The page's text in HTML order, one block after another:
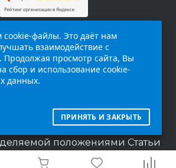
сайт (
информационный характер и
не является публичной
положениями Статьи
кодекса Российской
файлы. Это даёт нам
взаимодействие с
Продолжая просмотр сайта, Вы
сбор и использование cookie-
данных.
ПРИНЯТЬ И ЗАКРЫТЬ